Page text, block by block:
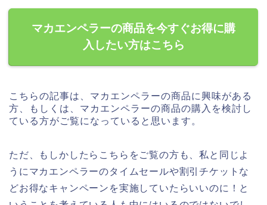
マカエンペラーの商品を今すぐお得に購
入したい方はこちら
こちらの記事は、マカエンペラーの商品に興味がある
方、もしくは、マカエンペラーの商品の購入を検討し
ている方がご覧になっていると思います。
ただ、もしかしたらこちらをご覧の方も、私と同じよ
うにマカエンペラーのタイムセールや割引チケットな
どお得なキャンペーンを実施していたらいいのに！と